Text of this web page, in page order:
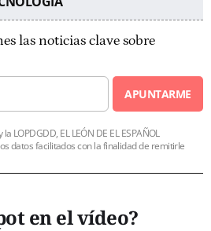
las noticias clave sobre
APUNTARME
LOPDGDD, EL LEÓN DE EL ESPAÑOL
datos facilitados con la finalidad de remitirle
en el vídeo?